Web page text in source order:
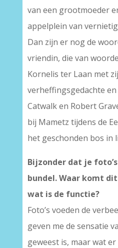
van een grootmoeder
appelplein van
Dan zijn er nog de
vriendin, die van
Kornelis ter Laan met
verheffingsgedachte
Catwalk en Robert
bij Mametz tijdens de
het geschonden bos in
Bijzonder dat je
bundel. Waar komt
wat is de functie?
Foto’s voeden de
geven me de sensatie
geweest is, maar wat